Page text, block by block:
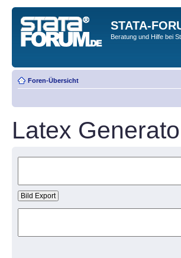
STATA-
Beratung und Hilfe bei
Foren-Übersicht
Latex